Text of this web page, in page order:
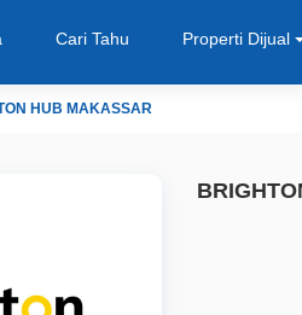
Cari Tahu Properti Dijual
HUB MAKASSAR